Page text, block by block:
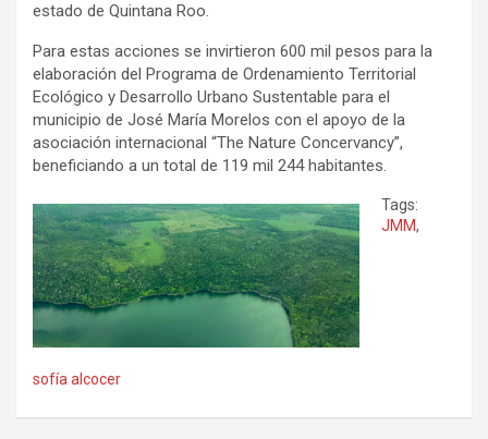
estado de Quintana Roo.
Para estas acciones se invirtieron 600 mil pesos para la
elaboración del Programa de Ordenamiento Territorial
Ecológico y Desarrollo Urbano Sustentable para el
municipio de José María Morelos con el apoyo de la
asociación internacional “The Nature Concervancy”,
beneficiando a un total de 119 mil 244 habitantes.
Tags:
JMM,
sofía alcocer